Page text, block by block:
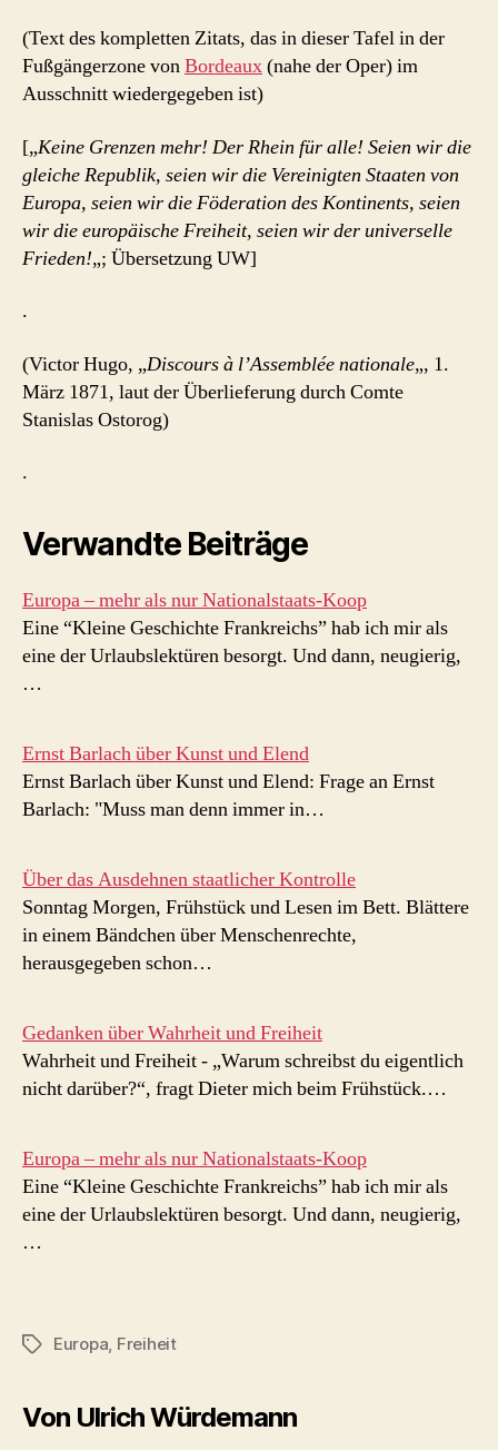
(Text des kompletten Zitats, das in dieser Tafel in der
Fußgängerzone vonBordeaux(nahe der Oper) im
Ausschnitt wiedergegeben ist)
[„Keine Grenzen mehr! Der Rhein für alle! Seien wir die
gleiche Republik, seien wir die Vereinigten Staaten von
Europa, seien wir die Föderation des Kontinents, seien
wir die europäische Freiheit, seien wir der universelle
Frieden!„; Übersetzung UW]
.
(Victor Hugo, „Discours à l’Assemblée nationale„, 1.
März 1871, laut der Überlieferung durch Comte
Stanislas Ostorog)
.
Verwandte Beiträge
Europa – mehr als nur Nationalstaats-Koop
Eine “Kleine Geschichte Frankreichs” hab ich mir als
eine der Urlaubslektüren besorgt. Und dann, neugierig,
…
Ernst Barlach über Kunst und Elend
Ernst Barlach über Kunst und Elend: Frage an Ernst
Barlach: "Muss man denn immer in…
Über das Ausdehnen staatlicher Kontrolle
Sonntag Morgen, Frühstück und Lesen im Bett. Blättere
in einem Bändchen über Menschenrechte,
herausgegeben schon…
Gedanken über Wahrheit und Freiheit
Wahrheit und Freiheit - „Warum schreibst du eigentlich
nicht darüber?“, fragt Dieter mich beim Frühstück.…
Europa – mehr als nur Nationalstaats-Koop
Eine “Kleine Geschichte Frankreichs” hab ich mir als
eine der Urlaubslektüren besorgt. Und dann, neugierig,
…
Schlagwörter
Europa, Freiheit
Von Ulrich Würdemann